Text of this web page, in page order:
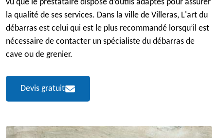
vu que le prestataire dispose d’outils adaptés pour assurer
la qualité de ses services. Dans la ville de Villeras, L'art du
débarras est celui qui est le plus recommandé lorsqu’il est
nécessaire de contacter un spécialiste du débarras de
cave ou de grenier.
Devis gratuit